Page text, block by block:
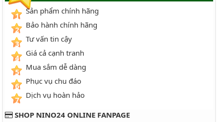
1
Sản phẩm chính hãng
2
Bảo hành chính hãng
3
Tư vấn tin cậy
4
Giá cả cạnh tranh
5
Mua sắm dễ dàng
6
Phục vụ chu đáo
7
Dịch vụ hoàn hảo
SHOP NINO24 ONLINE FANPAGE